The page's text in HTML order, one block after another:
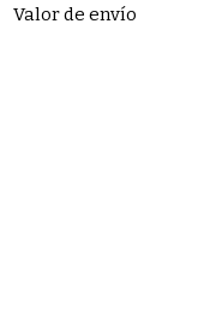
Valor de envío